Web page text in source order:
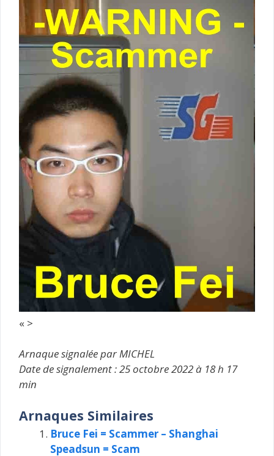
« >
Arnaque signalée par MICHEL
Date de signalement : 25 octobre 2022 à 18 h 17
min
Arnaques Similaires
Bruce Fei = Scammer – Shanghai
Speadsun = Scam